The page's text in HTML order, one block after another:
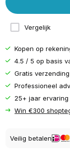
Vergelijk
Kopen op
4.5 / 5 op basis
Gratis
Professioneel
25+ jaar ervaring
Win €300
Veilig betalen